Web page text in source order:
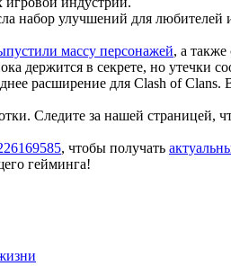
набор улучшений для любителей
массу персонажей, а
держится в секрете, но утечки
расширение для Clash of Clans.
Следите за нашей страницей,
, чтобы получать
гейминга!